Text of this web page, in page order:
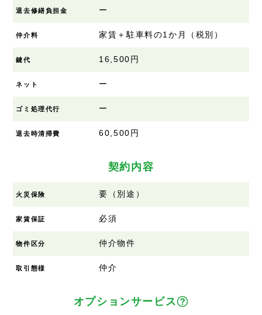
退去修繕負担金 ー
仲介料 家賃＋駐車料の1か月（税別）
鍵代 16,500円
ネット ー
ゴミ処理代行 ー
退去時清掃費 60,500円
契約内容
火災保険 要（別途）
家賃保証 必須
物件区分 仲介物件
取引態様 仲介
オプションサービス